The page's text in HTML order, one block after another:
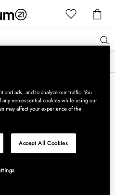
→
and ads, and to analyze our traffic. You
non-essential cookies while using our
may affect your experience of the
Accept All Cookies